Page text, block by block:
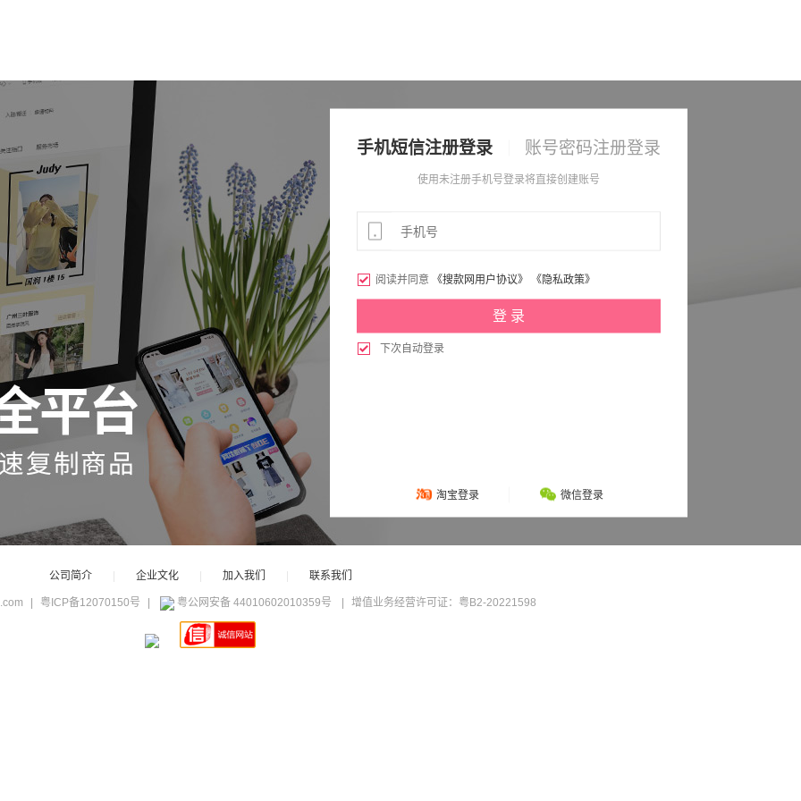
手机短信注册登录 账号密码注册登录
使用未注册手机号登录将直接创建账号
 阅读并同意 《搜款网用户协议》 《隐私政策》
 下次自动登录
淘宝登录 微信登录
公司简介 企业文化 加入我们 联系我们
粤ICP备12070150号 粤公网安备 44010602010359号 增值业务经营许可证：粤B2-20221598